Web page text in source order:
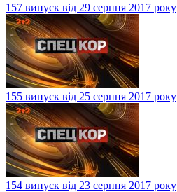
157 випуск від 29 серпня 2017 року
155 випуск від 25 серпня 2017 року
154 випуск від 23 серпня 2017 року